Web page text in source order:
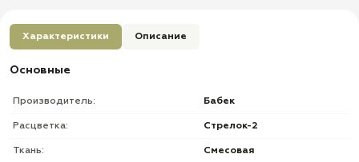
Характеристики Описание
Основные
Производитель: Бабек
Расцветка: Стрелок-2
Ткань: Смесовая